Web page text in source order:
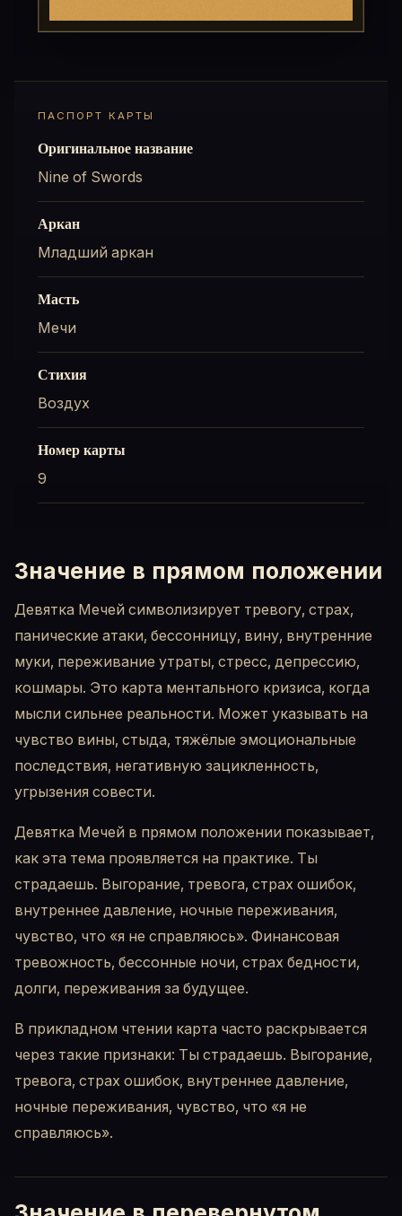
ПАСПОРТ КАРТЫ
Оригинальное название
Nine of Swords
Аркан
Младший аркан
Масть
Мечи
Стихия
Воздух
Номер карты
9
Значение в прямом положении
Девятка Мечей символизирует тревогу, страх,
панические атаки, бессонницу, вину, внутренние
муки, переживание утраты, стресс, депрессию,
кошмары. Это карта ментального кризиса, когда
мысли сильнее реальности. Может указывать на
чувство вины, стыда, тяжёлые эмоциональные
последствия, негативную зацикленность,
угрызения совести.
Девятка Мечей в прямом положении показывает,
как эта тема проявляется на практике. Ты
страдаешь. Выгорание, тревога, страх ошибок,
внутреннее давление, ночные переживания,
чувство, что «я не справляюсь». Финансовая
тревожность, бессонные ночи, страх бедности,
долги, переживания за будущее.
В прикладном чтении карта часто раскрывается
через такие признаки: Ты страдаешь. Выгорание,
тревога, страх ошибок, внутреннее давление,
ночные переживания, чувство, что «я не
справляюсь».